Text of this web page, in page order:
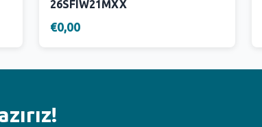
26SFIW21MXX
€0,00